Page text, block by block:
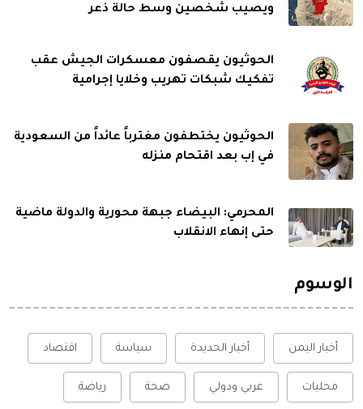
ويصيب شخصين وسط حالة ذعر
الحوثيون يقصفون معسكرات الجيش عقب
تفكيك شبكات تهريب وخلايا إجرامية
الحوثيون يختطفون مغترباً عائداً من السعودية
في إب بعد اقتحام منزله
المحرمي: البيضاء جبهة محورية والدولة ماضية
حتى إنهاء الانقلاب
الوسوم
أخبار اليمن أخبار الحديدة سياسة اقتصاد
محليات عربي ودولي صحة رياضة